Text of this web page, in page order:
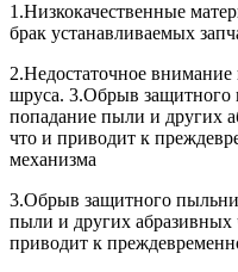
1.Низкокачественные
брак устанавливаемых
2.Недостаточное внимание
шруса. 3.Обрыв защитного
попадание пыли и других
что и приводит к
механизма
3.Обрыв защитного
пыли и других абразивных
приводит к